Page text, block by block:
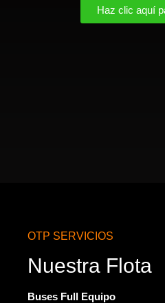
Haz clic aquí
OTP SERVICIOS
Nuestra Flota
Buses Full Equipo